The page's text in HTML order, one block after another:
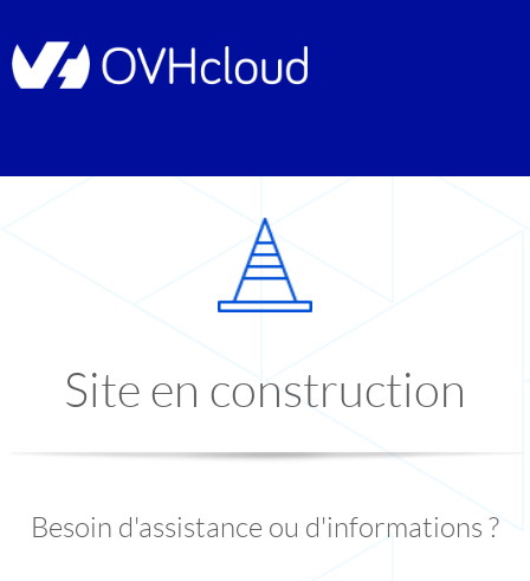
Site en construction
Besoin d'assistance ou d'informations ?